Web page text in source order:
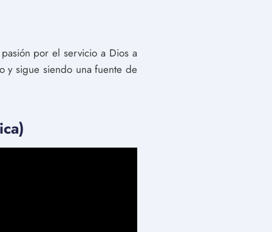
por el servicio a Dios a
y sigue siendo una fuente de